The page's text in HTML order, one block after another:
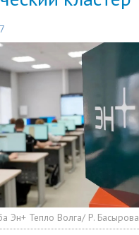
Эн+ Тепло Волга/ Р. Басырова